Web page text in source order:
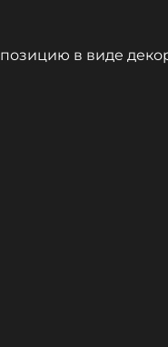
в виде